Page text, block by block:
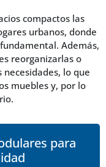
compactos las
urbanos, donde
Además,
reorganizarlas o
lo que
muebles y, por lo
para